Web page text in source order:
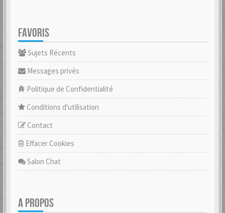
FAVORIS
Sujets Récents
Messages privés
Politique de Confidentialité
Conditions d'utilisation
Contact
Effacer Cookies
Salon Chat
A PROPOS